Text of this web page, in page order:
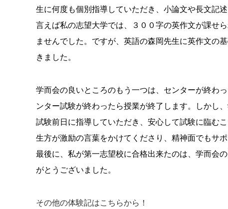
生に何度も個別指導していただき、小論文や長文記
言えば私の志望大学では、３００字の英作文が課せ
ませんでした。ですが、英語の森岡先生に英作文の
きました。
学而会の良いところのもう一つは、センターが終わ
ンター試験が終わったら授業が終了します。しかし
試験前日に指導していただき、安心して試験に臨む
生方が激励の言葉をかけてくださり、精神面でもサポ
最後に、私が第一志望校に合格出来たのは、学而会
がとうございました。
その他の体験記はこちらから！